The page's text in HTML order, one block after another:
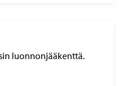
luonnonjääkenttä.